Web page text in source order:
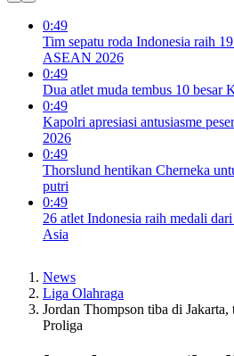
0:49
Tim sepatu roda Indonesia raih
ASEAN 2026
0:49
Dua atlet muda tembus 10 besar
0:49
Kapolri apresiasi antusiasme
2026
0:49
Thorslund hentikan Cherneka
putri
0:49
26 atlet Indonesia raih medali
Asia
News
Liga Olahraga
Jordan Thompson tiba di Jakarta,
Proliga